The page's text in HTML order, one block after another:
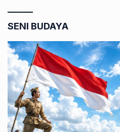
SENI BUDAYA